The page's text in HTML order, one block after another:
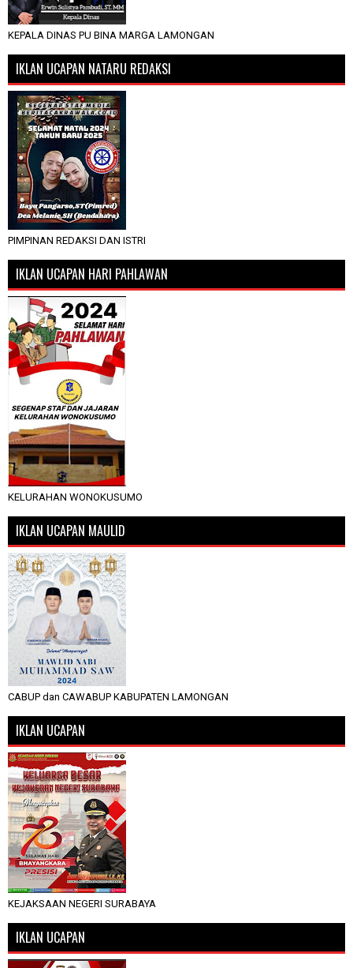
KEPALA DINAS PU BINA MARGA LAMONGAN
IKLAN UCAPAN NATARU REDAKSI
PIMPINAN REDAKSI DAN ISTRI
IKLAN UCAPAN HARI PAHLAWAN
KELURAHAN WONOKUSUMO
IKLAN UCAPAN MAULID
CABUP dan CAWABUP KABUPATEN LAMONGAN
IKLAN UCAPAN
KEJAKSAAN NEGERI SURABAYA
IKLAN UCAPAN